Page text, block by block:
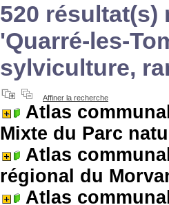
520 résultat(s)
'Quarré-les-
sylviculture,
Affiner la recherche
Atlas
Mixte du Parc
Atlas
régional du
Atlas